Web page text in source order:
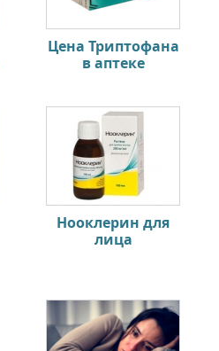
Цена Триптофана
в аптеке
Нооклерин для
лица